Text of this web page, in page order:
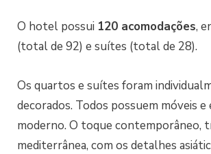
O hotel possui 120 acomodações,
(total de 92) e suítes (total de 28).
Os quartos e suítes foram
decorados. Todos possuem móveis
moderno. O toque contemporâneo,
mediterrânea, com os detalhes